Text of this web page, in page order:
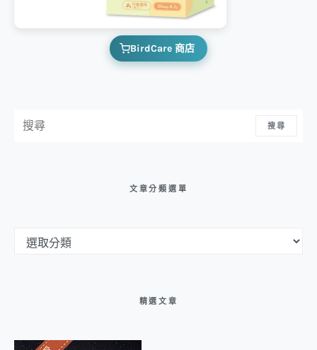
BirdCare 商店
搜尋
文章分類選單
精選文章